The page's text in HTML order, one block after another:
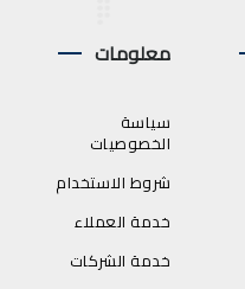
معلومات
سياسة
الخصوصيات
شروط الاستخدام
خدمة العملاء
خدمة الشركات